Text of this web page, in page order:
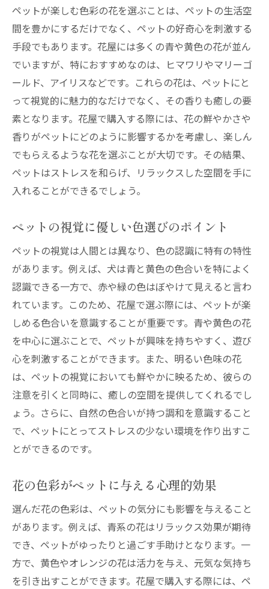
ペットが楽しむ色彩の花を選ぶことは、ペットの生活空
間を豊かにするだけでなく、ペットの好奇心を刺激する
手段でもあります。花屋には多くの青や黄色の花が並ん
でいますが、特におすすめなのは、ヒマワリやマリーゴ
ールド、アイリスなどです。これらの花は、ペットにと
って視覚的に魅力的なだけでなく、その香りも癒しの要
素となります。花屋で購入する際には、花の鮮やかさや
香りがペットにどのように影響するかを考慮し、楽しん
でもらえるような花を選ぶことが大切です。その結果、
ペットはストレスを和らげ、リラックスした空間を手に
入れることができるでしょう。
ペットの視覚に優しい色選びのポイント
ペットの視覚は人間とは異なり、色の認識に特有の特性
があります。例えば、犬は青と黄色の色合いを特によく
認識できる一方で、赤や緑の色はぼやけて見えると言わ
れています。このため、花屋で選ぶ際には、ペットが楽
しめる色合いを意識することが重要です。青や黄色の花
を中心に選ぶことで、ペットが興味を持ちやすく、遊び
心を刺激することができます。また、明るい色味の花
は、ペットの視覚においても鮮やかに映るため、彼らの
注意を引くと同時に、癒しの空間を提供してくれるでし
ょう。さらに、自然の色合いが持つ調和を意識すること
で、ペットにとってストレスの少ない環境を作り出すこ
とができるのです。
花の色彩がペットに与える心理的効果
選んだ花の色彩は、ペットの気分にも影響を与えること
があります。例えば、青系の花はリラックス効果が期待
でき、ペットがゆったりと過ごす手助けとなります。一
方で、黄色やオレンジの花は活力を与え、元気な気持ち
を引き出すことができます。花屋で購入する際には、ペ